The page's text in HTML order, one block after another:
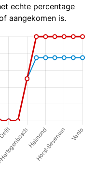
echte percentage
aangekomen is.